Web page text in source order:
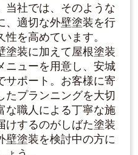
当社では、そのような
、適切な外壁塗装を行
を高めています。
塗装に加えて屋根塗装
ニューを用意し、安城
サポート。お客様に寄
たプランニングを大切
な職人による丁寧な施
けするのがしばた塗装
壁塗装を検討中の方に